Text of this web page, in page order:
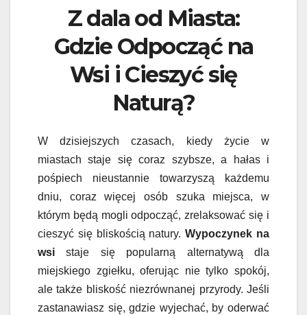
Z dala od Miasta:
Gdzie Odpocząć na
Wsi i Cieszyć się
Naturą?
W dzisiejszych czasach, kiedy życie w
miastach staje się coraz szybsze, a hałas i
pośpiech nieustannie towarzyszą każdemu
dniu, coraz więcej osób szuka miejsca, w
którym będą mogli odpocząć, zrelaksować się i
cieszyć się bliskością natury.Wypoczynek na
wsi staje się popularną alternatywą dla
miejskiego zgiełku, oferując nie tylko spokój,
ale także bliskość niezrównanej przyrody. Jeśli
zastanawiasz się, gdzie wyjechać, by oderwać